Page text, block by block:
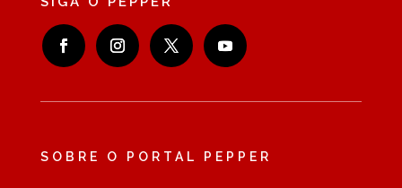
SOBRE O PORTAL PEPPER